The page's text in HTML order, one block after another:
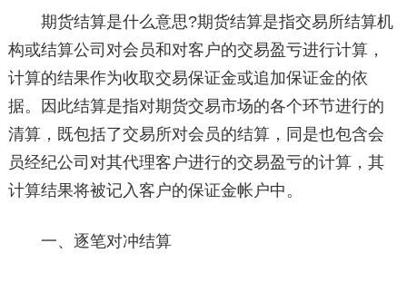
期货结算是什么意思?期货结算是指交易所结算机
构或结算公司对会员和对客户的交易盈亏进行计算，
计算的结果作为收取交易保证金或追加保证金的依
据。因此结算是指对期货交易市场的各个环节进行的
清算，既包括了交易所对会员的结算，同是也包含会
员经纪公司对其代理客户进行的交易盈亏的计算，其
计算结果将被记入客户的保证金帐户中。
一、逐笔对冲结算